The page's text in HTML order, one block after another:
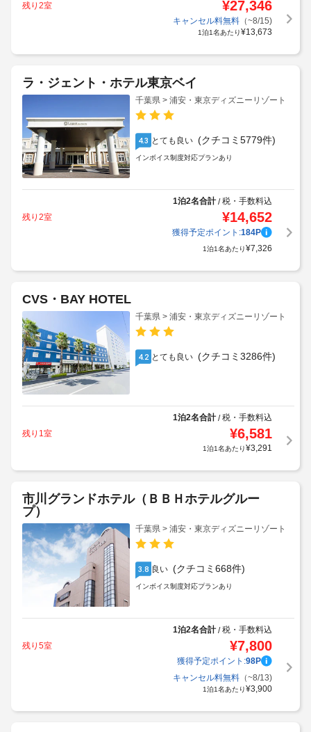
残り2室 ¥27,346
キャンセル料無料（~8/15)
1泊1名あたり¥13,673
ラ・ジェント・ホテル東京ベイ
千葉県 > 浦安・東京ディズニーリゾート
4.3 とても良い (クチコミ5779件)
インボイス制度対応プランあり
1泊2名合計/税・手数料込
残り2室
¥14,652
獲得予定ポイント:184P
1泊1名あたり¥7,326
CVS・BAY HOTEL
千葉県 > 浦安・東京ディズニーリゾート
4.2 とても良い (クチコミ3286件)
1泊2名合計/税・手数料込
残り1室
¥6,581
1泊1名あたり¥3,291
市川グランドホテル（ＢＢＨホテルグルー
プ）
千葉県 > 浦安・東京ディズニーリゾート
3.8 良い (クチコミ668件)
インボイス制度対応プランあり
1泊2名合計/税・手数料込
残り5室
¥7,800
獲得予定ポイント:98P
キャンセル料無料（~8/13)
1泊1名あたり¥3,900